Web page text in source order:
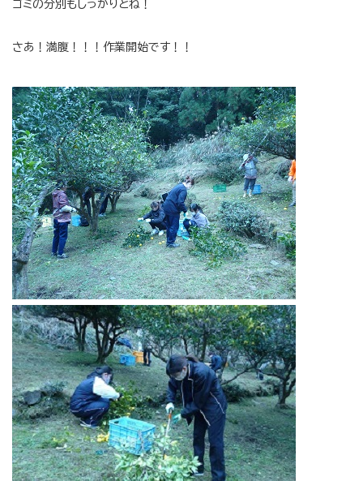
ゴミの分別もしっかりとね！
さあ！満腹！！！作業開始です！！